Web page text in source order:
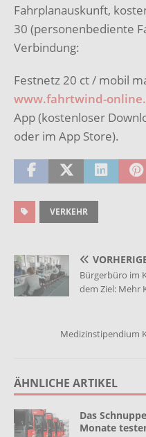
Fahrplanauskunft,
30 (personenbediente
Verbindung:
Festnetz 20 ct / mobil
www.fahrtwind-
App (kostenloser
oder im App Store).
VERKEHR
Bürgerbüro im
dem Ziel: Mehr
Medizinstipendium
ÄHNLICHE ARTIKEL
Das
Monate